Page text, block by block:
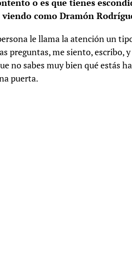
o es que tienes
como Dramón
le llama la atención un
preguntas, me siento, escribo,
no sabes muy bien qué estás
puerta.